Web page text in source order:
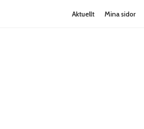
Aktuellt Mina sidor